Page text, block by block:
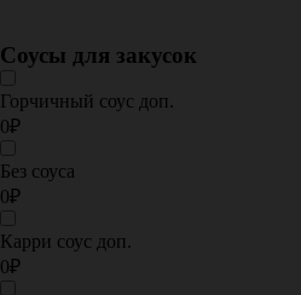
Соусы для закусок
Горчичный соус доп.
0₽
Без соуса
0₽
Карри соус доп.
0₽